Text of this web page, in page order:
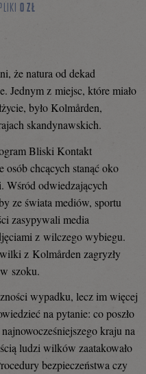
PLIKI 0 ZŁ
że natura od dekad
Jednym z miejsc, które miało
było Kolmården,
skandynawskich.
Bliski Kontakt
osób chcących stanąć oko
odwiedzających
ze świata mediów, sportu
zasypywali media
z wilczego wybiegu.
z Kolmården zagryzły
szoku.
wypadku, lecz im więcej
na pytanie: co poszło
kraju na
ludzi wilków zaatakowało
bezpieczeństwa czy